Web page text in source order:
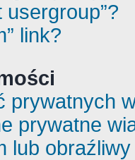
usergroup”?
link?
prywatnych
prywatne
lub